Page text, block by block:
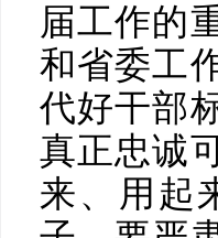
届工作的
和省委工
代好干部
真正忠诚
来、用起